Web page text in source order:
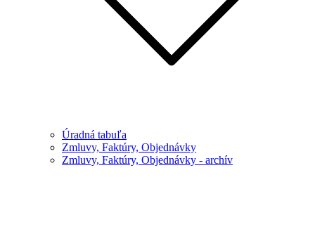
Úradná tabuľa
Zmluvy, Faktúry, Objednávky
Zmluvy, Faktúry, Objednávky - archív